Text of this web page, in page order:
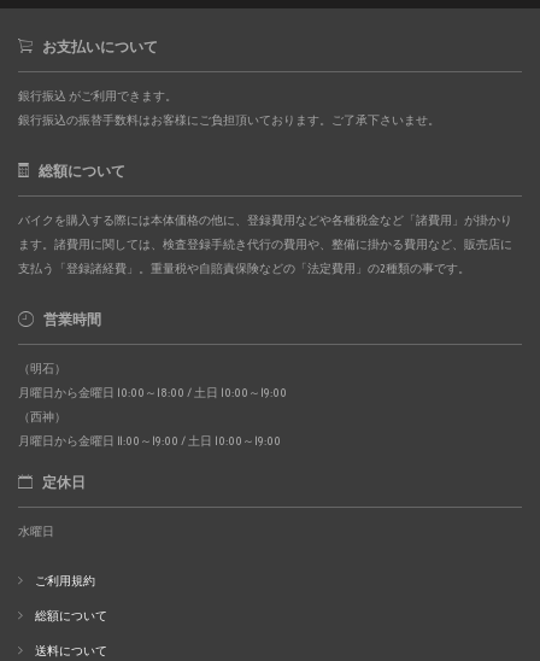
お支払いについて
銀行振込 がご利用できます。
銀行振込の振替手数料はお客様にご負担頂いております。ご了承下さいませ。
総額について
バイクを購入する際には本体価格の他に、登録費用などや各種税金など「諸費用」が掛かり
ます。諸費用に関しては、検査登録手続き代行の費用や、整備に掛かる費用など、販売店に
支払う「登録諸経費」。重量税や自賠責保険などの「法定費用」の2種類の事です。
営業時間
（明石）
月曜日から金曜日 10:00～18:00 / 土日 10:00～19:00
（西神）
月曜日から金曜日 11:00～19:00 / 土日 10:00～19:00
定休日
水曜日
ご利用規約
総額について
送料について